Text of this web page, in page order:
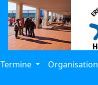
Termine Organisation